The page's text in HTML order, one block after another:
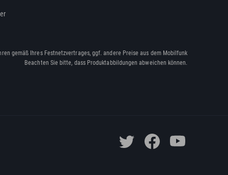
gemäß Ihres Festnetzvertrages, ggf. andere Preise aus dem Mobilfunk
Beachten Sie bitte, dass Produktabbildungen abweichen können.